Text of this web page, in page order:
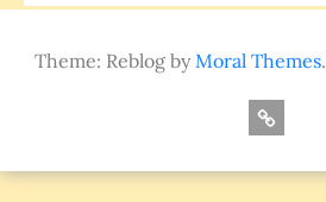
Theme: Reblog byMoral Themes.